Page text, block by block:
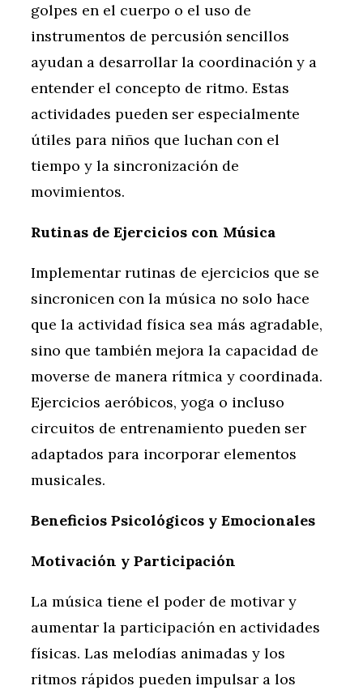
golpes en el cuerpo o el uso de
instrumentos de percusión sencillos
ayudan a desarrollar la coordinación y a
entender el concepto de ritmo. Estas
actividades pueden ser especialmente
útiles para niños que luchan con el
tiempo y la sincronización de
movimientos.
Rutinas de Ejercicios con Música
Implementar rutinas de ejercicios que se
sincronicen con la música no solo hace
que la actividad física sea más agradable,
sino que también mejora la capacidad de
moverse de manera rítmica y coordinada.
Ejercicios aeróbicos, yoga o incluso
circuitos de entrenamiento pueden ser
adaptados para incorporar elementos
musicales.
Beneficios Psicológicos y Emocionales
Motivación y Participación
La música tiene el poder de motivar y
aumentar la participación en actividades
físicas. Las melodías animadas y los
ritmos rápidos pueden impulsar a los